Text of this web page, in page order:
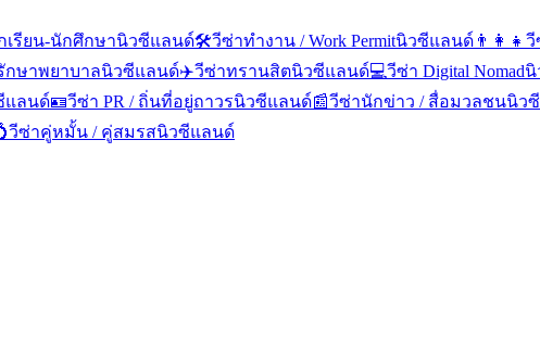
เรียน-นักศึกษานิวซีแลนด์🛠️วีซ่าทำงาน / Work Permitนิวซีแลนด์ 👨‍👩‍👧 วี
กษาพยาบาลนิวซีแลนด์✈️วีซ่าทรานสิตนิวซีแลนด์💻วีซ่า Digital Nomadนิ
แลนด์🪪วีซ่า PR / ถิ่นที่อยู่ถาวรนิวซีแลนด์📰วีซ่านักข่าว / สื่อมวลชนนิว
วีซ่าคู่หมั้น / คู่สมรสนิวซีแลนด์